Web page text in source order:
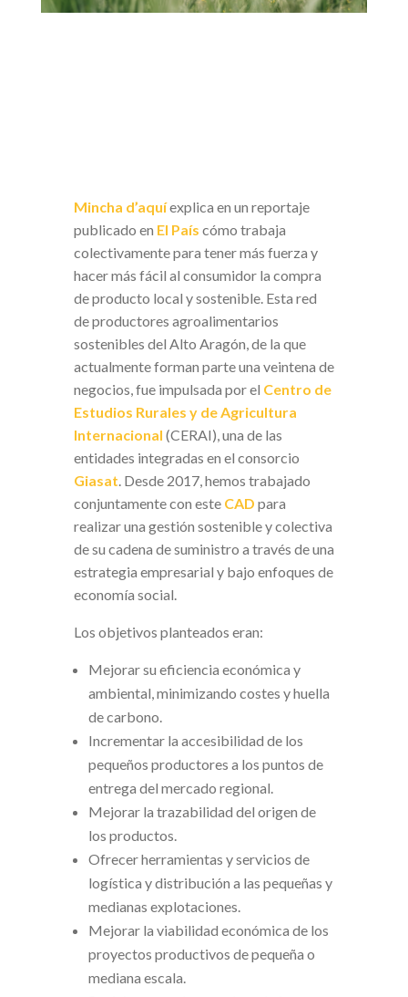
Mincha d’aquíexplica en un reportaje
publicado en El País cómo trabaja
colectivamente para tener más fuerza y
hacer más fácil al consumidor la compra
de producto local y sostenible. Esta red
de productores agroalimentarios
sostenibles del Alto Aragón, de la que
actualmente forman parte una veintena de
negocios, fue impulsada por el Centro de
Estudios Rurales y de Agricultura
Internacional (CERAI), una de las
entidades integradas en el consorcio
Giasat. Desde 2017, hemos trabajado
conjuntamente con este CAD para
realizar una gestión sostenible y colectiva
de su cadena de suministro a través de una
estrategia empresarial y bajo enfoques de
economía social.
Los objetivos planteados eran:
Mejorar su eficiencia económica y
ambiental, minimizando costes y huella
de carbono.
Incrementar la accesibilidad de los
pequeños productores a los puntos de
entrega del mercado regional.
Mejorar la trazabilidad del origen de
los productos.
Ofrecer herramientas y servicios de
logística y distribución a las pequeñas y
medianas explotaciones.
Mejorar la viabilidad económica de los
proyectos productivos de pequeña o
mediana escala.